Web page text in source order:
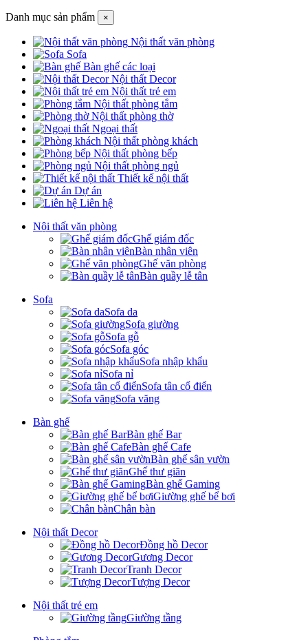
Danh mục sản phẩm ×
Nội thất văn phòng
Sofa
Bàn ghế các loại
Nội thất Decor
Nội thất trẻ em
Nội thất phòng tắm
Nội thất phòng thờ
Ngoại thất
Nội thất phòng khách
Nội thất phòng bếp
Nội thất phòng ngủ
Thiết kế nội thất
Dự án
Liên hệ
Nội thất văn phòng
Ghế giám đốc
Bàn nhân viên
Ghế văn phòng
Bàn quầy lễ tân
Sofa
Sofa da
Sofa giường
Sofa gỗ
Sofa góc
Sofa nhập khẩu
Sofa nỉ
Sofa tân cổ điển
Sofa văng
Bàn ghế
Bàn ghế Bar
Bàn ghế Cafe
Bàn ghế sân vườn
Ghế thư giãn
Bàn ghế Gaming
Giường ghế bể bơi
Chân bàn
Nội thất Decor
Đồng hồ Decor
Gương Decor
Tranh Decor
Tượng Decor
Nội thất trẻ em
Giường tầng